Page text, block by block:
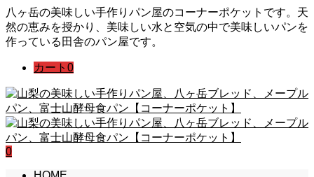
八ヶ岳の美味しい手作りパン屋のコーナーポケットです。天
然の恵みを授かり、美味しい水と空気の中で美味しいパンを
作っている田舎のパン屋です。
カート 0
0